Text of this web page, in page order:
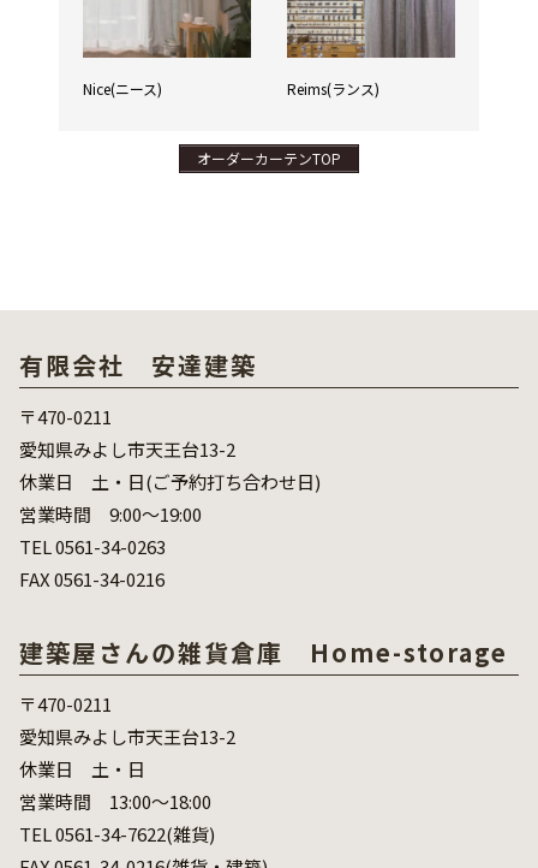
Nice(ニース) Reims(ランス)
オーダーカーテンTOP
有限会社 安達建築
〒470-0211
愛知県みよし市天王台13-2
休業日 土・日(ご予約打ち合わせ日)
営業時間 9:00～19:00
TEL 0561-34-0263
FAX 0561-34-0216
建築屋さんの雑貨倉庫 Home-storage
〒470-0211
愛知県みよし市天王台13-2
休業日 土・日
営業時間 13:00～18:00
TEL 0561-34-7622(雑貨)